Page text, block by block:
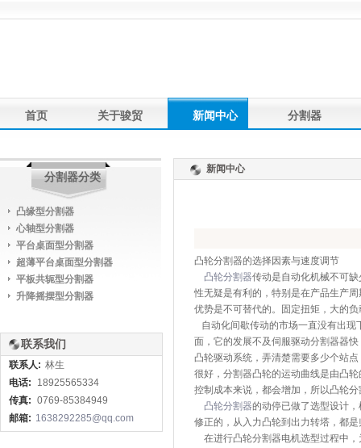
首页 关于骏贸 新闻中心 分割器
产品应用 联系我们 友情链接
新闻中心
凸轮分割器的选择因素与速度调节
凸轮分割器传动是自动化机械不可
性无疑是有利的，特别是在产品生产
优势是不可替代的。固定扭矩，大的
自动化间歇传动的市场一直没有出现
面，它的发展不及伺服驱动分割器器
凸轮驱动系统，弄清楚需要多少个站
很好，分割器凸轮的运动曲线是由凸
控制成本来说，都会增加，所以凸轮
凸轮分割器的动停已做了选型设计
修正的，从入力凸轮到出力转塔，都
在进行凸轮分割器电机选型过程中，
分割器分类
凸缘型分割器
心轴型分割器
平台桌面型分割器
超薄平台桌面型分割器
平板共轭型分割器
升降摇摆型分割器
联系我们
联系人: 林生
电话:
18925565334
传真: 0769-85384949
邮箱: 1638292285@qq.com